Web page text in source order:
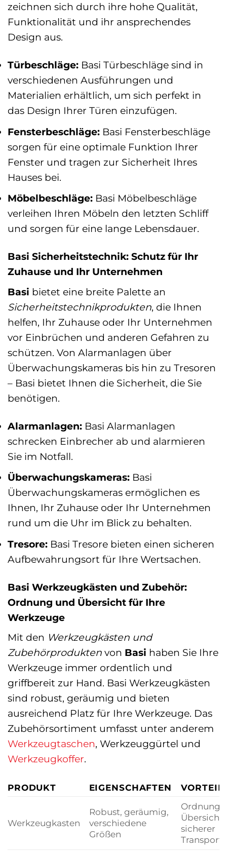
zeichnen sich durch ihre hohe Qualität,
Funktionalität und ihr ansprechendes
Design aus.
Türbeschläge: Basi Türbeschläge sind in
verschiedenen Ausführungen und
Materialien erhältlich, um sich perfekt in
das Design Ihrer Türen einzufügen.
Fensterbeschläge: Basi Fensterbeschläge
sorgen für eine optimale Funktion Ihrer
Fenster und tragen zur Sicherheit Ihres
Hauses bei.
Möbelbeschläge: Basi Möbelbeschläge
verleihen Ihren Möbeln den letzten Schliff
und sorgen für eine lange Lebensdauer.
Basi Sicherheitstechnik: Schutz für Ihr
Zuhause und Ihr Unternehmen
Basi bietet eine breite Palette an
Sicherheitstechnikprodukten, die Ihnen
helfen, Ihr Zuhause oder Ihr Unternehmen
vor Einbrüchen und anderen Gefahren zu
schützen. Von Alarmanlagen über
Überwachungskameras bis hin zu Tresoren
– Basi bietet Ihnen die Sicherheit, die Sie
benötigen.
Alarmanlagen: Basi Alarmanlagen
schrecken Einbrecher ab und alarmieren
Sie im Notfall.
Überwachungskameras: Basi
Überwachungskameras ermöglichen es
Ihnen, Ihr Zuhause oder Ihr Unternehmen
rund um die Uhr im Blick zu behalten.
Tresore: Basi Tresore bieten einen sicheren
Aufbewahrungsort für Ihre Wertsachen.
Basi Werkzeugkästen und Zubehör:
Ordnung und Übersicht für Ihre
Werkzeuge
Mit den Werkzeugkästen und
Zubehörprodukten von Basi haben Sie Ihre
Werkzeuge immer ordentlich und
griffbereit zur Hand. Basi Werkzeugkästen
sind robust, geräumig und bieten
ausreichend Platz für Ihre Werkzeuge. Das
Zubehörsortiment umfasst unter anderem
Werkzeugtaschen, Werkzeuggürtel und
Werkzeugkoffer.
PRODUKT EIGENSCHAFTEN
Werkzeugkasten
Robust, geräumig,
verschiedene
Größen
Ordnung,
Übersicht,
sicherer
Transport